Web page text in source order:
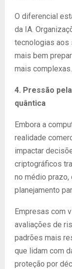
O diferencial
da IA.
tecnologias aos
mais bem
mais complexas.
4. Pressão
quântica
Embora a
realidade
impactar
criptográficos
no médio prazo,
planejamento
Empresas com
avaliações de
padrões mais
que lidam com
proteção por